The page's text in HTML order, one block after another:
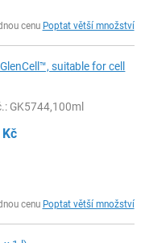
cenu Poptat větší množství
suitable for cell
: GK5744,100ml
Kč
cenu Poptat větší množství